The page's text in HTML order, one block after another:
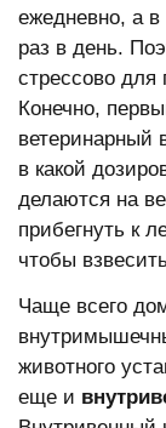
ежедневно, а в
раз в день.
стрессово
Конечно,
ветеринарный
в какой
делаются на
прибегнуть к
чтобы
Чаще всего
животного
еще и